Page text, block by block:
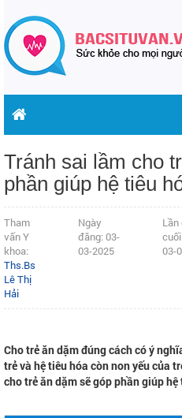
Tránh sai lầm cho
phần giúp hệ tiêu
Tham
vấn Y
khoa:
Ths.Bs
Lê Thị
Hải
Ngày
đăng: 03-
03-2025
Lần
03-
Cho trẻ ăn dặm đúng cách có ý
trẻ và hệ tiêu hóa còn non yếu của
cho trẻ ăn dặm sẽ góp phần giúp